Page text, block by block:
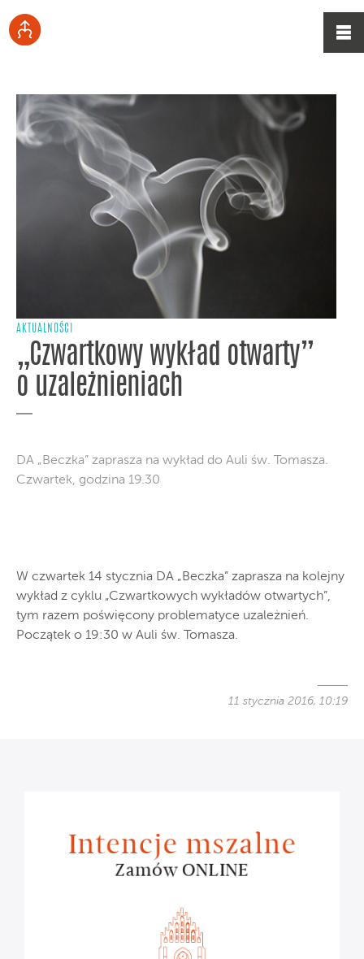
AKTUALNOŚCI
„Czwartkowy wykład otwarty”
o uzależnieniach
DA „Beczka” zaprasza na wykład do Auli św. Tomasza.
Czwartek, godzina 19.30
W czwartek 14 stycznia DA „Beczka” zaprasza na kolejny
wykład z cyklu „Czwartkowych wykładów otwartych”,
tym razem poświęcony problematyce uzależnień.
Początek o 19:30 w Auli św. Tomasza.
11 stycznia 2016, 10:19